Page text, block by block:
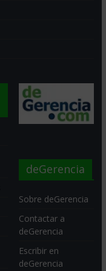
deGerencia
Sobre deGerencia
Contactar a
deGerencia
Escribir en
deGerencia